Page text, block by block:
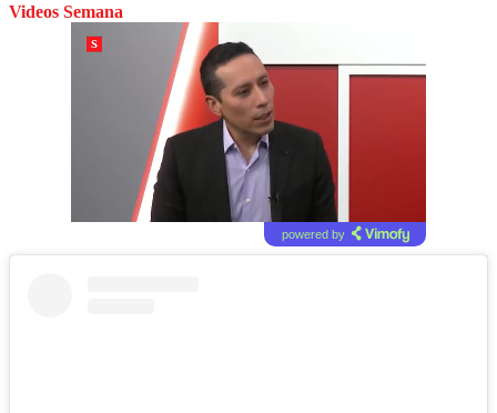
Videos Semana
powered by